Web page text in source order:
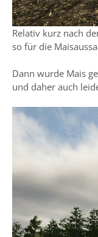
Relativ kurz nach
so für die
Dann wurde Mais
und daher auch